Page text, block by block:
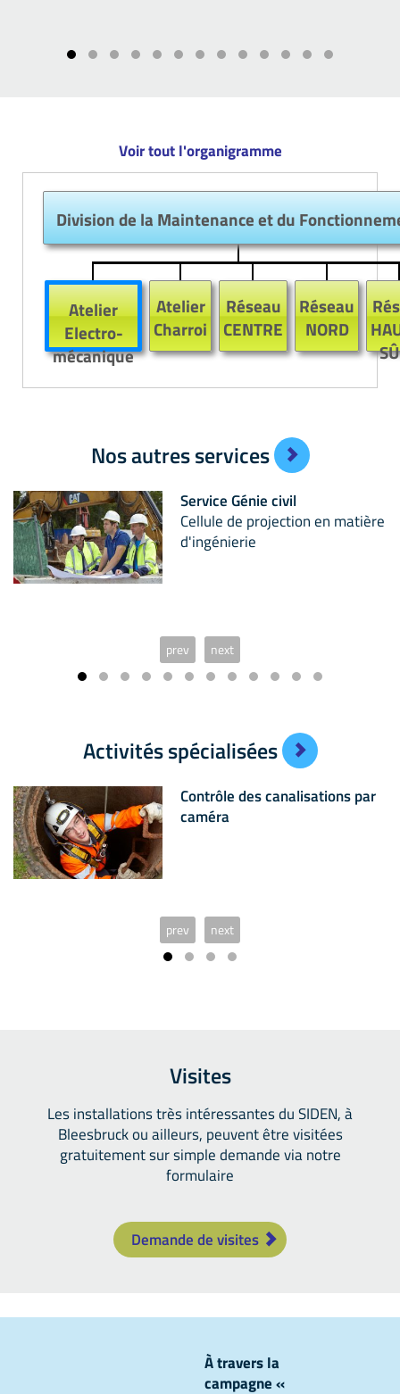
Voir tout l'organigramme
Division de la Maintenance et du
Atelier
Electro-
mécanique
Atelier
Charroi
Réseau
CENTRE
Réseau
NORD
Nos autres services
Service Génie civil
Cellule de projection en matière
d'ingénierie
prev next
Activités spécialisées
Contrôle des canalisations par
caméra
prev next
Visites
Les installations très intéressantes du SIDEN, à
Bleesbruck ou ailleurs, peuvent être visitées
gratuitement sur simple demande via notre
formulaire
Demande de visites
À travers la
campagne «